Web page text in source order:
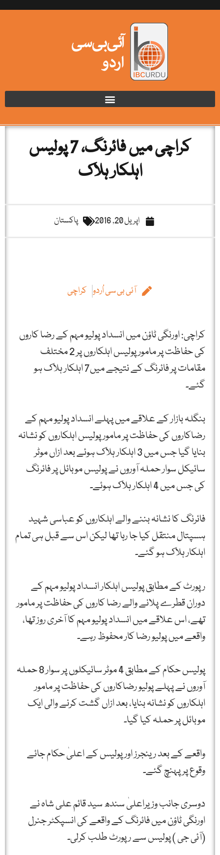
کراچی میں فائرنگ، 7 پولیس
اہلکار ہلاک
اپریل 20, 2016 پاکستان
آئی بی سی اُردو کراچی
کراچی: اورنگی ٹاؤن میں انسداد پولیو مہم کے رضا کاروں
کی حفاظت پر مامور پولیس اہلکاروں پر 2 مختلف
مقامات پر فائرنگ کے نتیجے میں7 اہلکار ہلاک ہو
گئے۔
بنگلہ بازار کے علاقے میں پہلے انسداد پولیو مہم کے
رضاکاروں کی حفاظت پر مامور پولیس اہلکاروں کو نشانہ
بنایا گیا جس میں 3 اہلکار ہلاک ہوئے بعد ازاں موٹر
سائیکل سوار حملہ آوروں نے پولیس موبائل پر فائرنگ
کی جس میں 4 اہلکار ہلاک ہوئے۔
فائرنگ کا نشانہ بننے والے اہلکاروں کو عباسی شہید
ہسپتال منتقل کیا جا رہا تھا لیکن اس سے قبل ہی تمام
اہلکار ہلاک ہو گئے۔
رپورٹ کے مطابق پولیس اہلکار انسداد پولیو مہم کے
دوران قطرے پلانے والے رضا کاروں کی حفاظت پر مامور
تھے، اس علاقے میں انسداد پولیو مہم کا آخری روز تھا،
واقعے میں پولیو رضا کار محفوظ رہے۔
پولیس حکام کے مطابق 4 موٹر سائیکلوں پر سوار 8 حملہ
آوروں نے پہلے پولیو رضاکاروں کی حفاظت پر مامور
اہلکاروں کو نشانہ بنایا، بعد ازاں گشت کرنے والی ایک
موبائل پر حملہ کیا گیا۔
واقعے کے بعد رینجرز اور پولیس کے اعلیٰ حکام جائے
وقوع پر پہنچ گئے۔
دوسری جانب وزیراعلیٰ سندھ سید قائم علی شاہ نے
اورنگی ٹاؤن میں فائرنگ کے واقعے کی انسپکٹر جنرل
(آئی جی ) پولیس سے رپورٹ طلب کرلی۔